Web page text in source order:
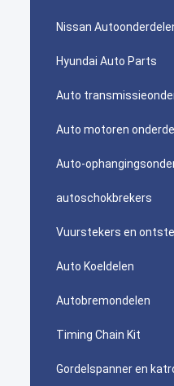
Nissan
Hyundai Auto Parts
Auto
Auto motoren
Auto-
autoschokbrekers
Vuurstekers en
Auto Koeldelen
Autobremondelen
Timing Chain Kit
Gordelspanner en